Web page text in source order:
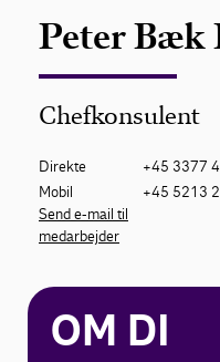
Peter Bæk
Chefkonsulent
Direkte
+45 3377
Mobil
+45 5213
Send e-mail til
medarbejder
OM DI